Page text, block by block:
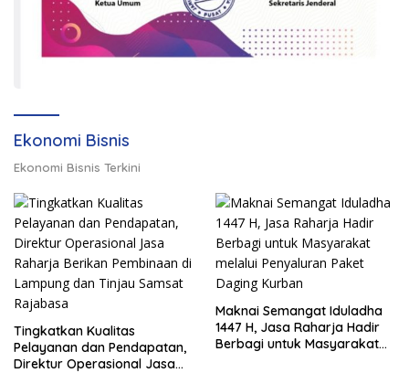
Ekonomi Bisnis
Ekonomi Bisnis Terkini
Tingkatkan Kualitas
Pelayanan dan Pendapatan,
Direktur Operasional Jasa
Maknai Semangat Iduladha
1447 H, Jasa Raharja Hadir
Berbagi untuk Masyarakat